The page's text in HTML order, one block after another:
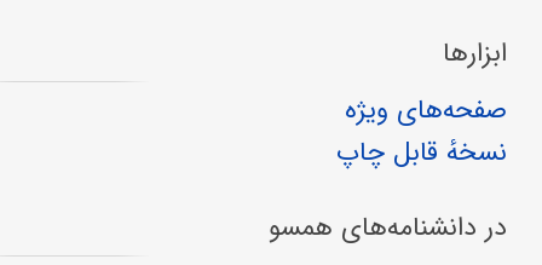
ابزارها
صفحه‌های ویژه
نسخهٔ قابل چاپ
در دانشنامه‌های همسو